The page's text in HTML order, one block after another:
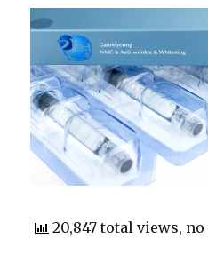
20,847 total views,